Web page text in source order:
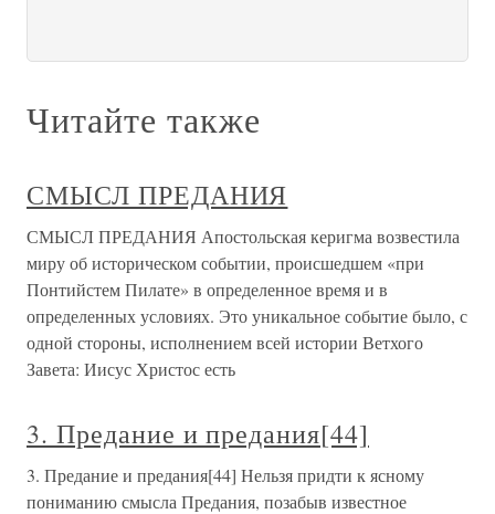
Читайте также
СМЫСЛ ПРЕДАНИЯ
СМЫСЛ ПРЕДАНИЯ Апостольская керигма возвестила
миру об историческом событии, происшедшем «при
Понтийстем Пилате» в определенное время и в
определенных условиях. Это уникальное событие было, с
одной стороны, исполнением всей истории Ветхого
Завета: Иисус Христос есть
3. Предание и предания[44]
3. Предание и предания[44] Нельзя придти к ясному
пониманию смысла Предания, позабыв известное